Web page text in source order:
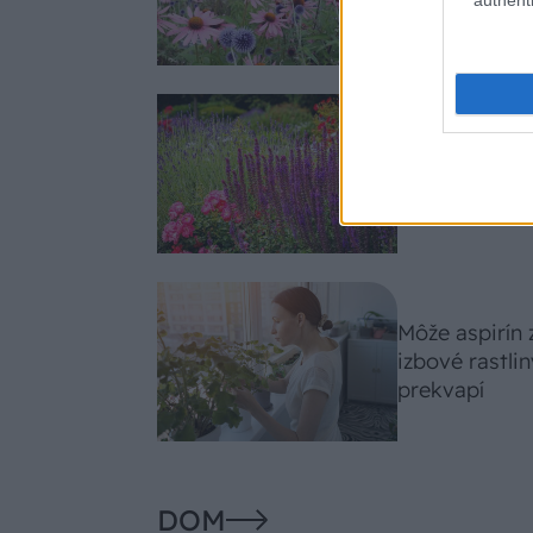
slnko svieti
fialových
Môže
izbové
prekvapí
DOM